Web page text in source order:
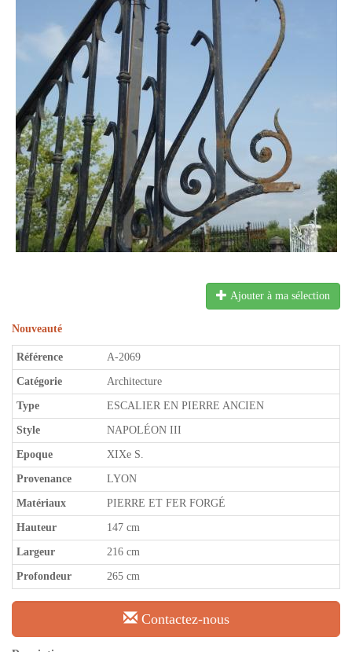
Ajouter à ma sélection
Nouveauté
Référence A-2069
Catégorie Architecture
Type ESCALIER EN PIERRE ANCIEN
Style NAPOLÉON III
Epoque XIXe S.
Provenance LYON
Matériaux PIERRE ET FER FORGÉ
Hauteur 147 cm
Largeur 216 cm
Profondeur 265 cm
Contactez-nous